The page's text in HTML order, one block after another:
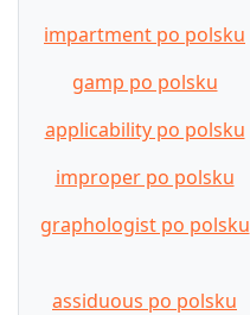
impartment po polsku
gamp po polsku
applicability po polsku
improper po polsku
graphologist po polsku
assiduous po polsku